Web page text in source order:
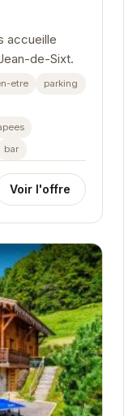
accueille
de-Sixt.
etre
parking
bar
Voir l'offre